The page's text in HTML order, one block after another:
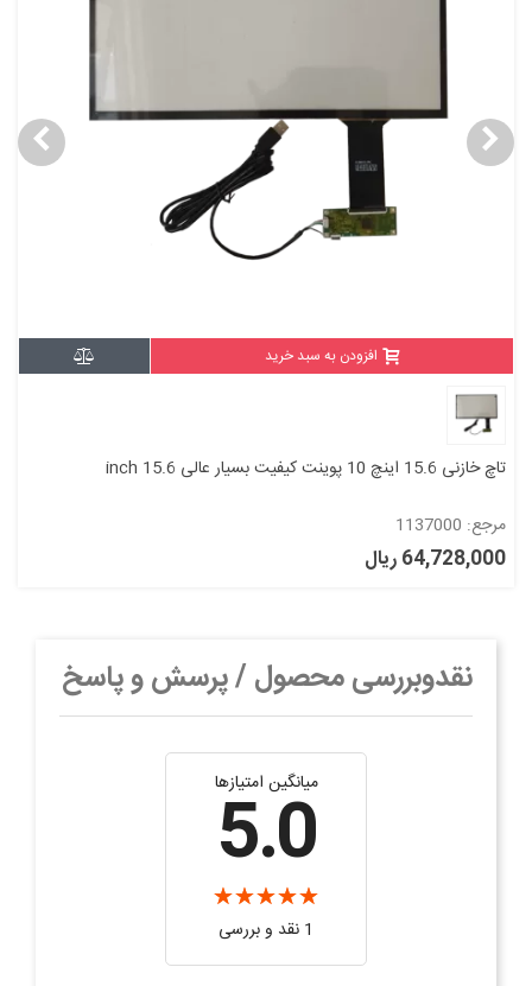
افزودن به سبد خرید
تاچ خازنی 15.6 اینچ 10 پوینت کیفیت بسیار عالی 15.6 inch
مرجع: 1137000
64,728,000 ریال
نقدوبررسی محصول / پرسش و پاسخ
میانگین امتیازها
5.0
1 نقد و بررسی